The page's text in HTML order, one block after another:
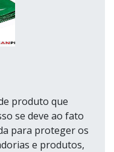
produto que
se deve ao fato
para proteger os
e produtos,